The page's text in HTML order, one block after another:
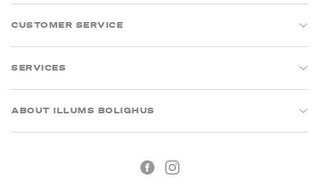
CUSTOMER SERVICE
SERVICES
ABOUT ILLUMS BOLIGHUS